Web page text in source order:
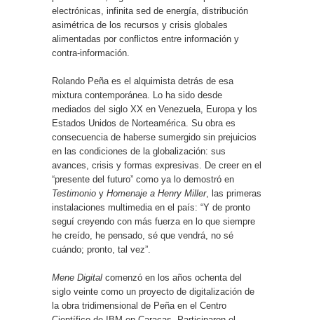
electrónicas, infinita sed de energía, distribución
asimétrica de los recursos y crisis globales
alimentadas por conflictos entre información y
contra-información.
Rolando Peña es el alquimista detrás de esa
mixtura contemporánea. Lo ha sido desde
mediados del siglo XX en Venezuela, Europa y los
Estados Unidos de Norteamérica. Su obra es
consecuencia de haberse sumergido sin prejuicios
en las condiciones de la globalización: sus
avances, crisis y formas expresivas. De creer en el
“presente del futuro” como ya lo demostró en
Testimonio y Homenaje a Henry Miller, las primeras
instalaciones multimedia en el país: “Y de pronto
seguí creyendo con más fuerza en lo que siempre
he creído, he pensado, sé que vendrá, no sé
cuándo; pronto, tal vez”.
Mene Digital comenzó en los años ochenta del
siglo veinte como un proyecto de digitalización de
la obra tridimensional de Peña en el Centro